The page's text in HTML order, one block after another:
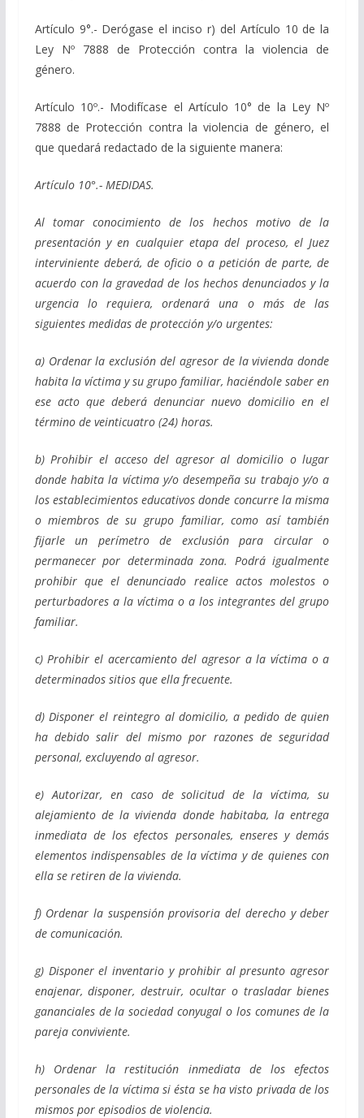
Artículo 9°.- Derógase el inciso r) del Artículo 10 de la
Ley Nº 7888 de Protección contra la violencia de
género.
Artículo 10º.- Modifícase el Artículo 10° de la Ley Nº
7888 de Protección contra la violencia de género, el
que quedará redactado de la siguiente manera:
Artículo 10°.- MEDIDAS.
Al tomar conocimiento de los hechos motivo de la
presentación y en cualquier etapa del proceso, el Juez
interviniente deberá, de oficio o a petición de parte, de
acuerdo con la gravedad de los hechos denunciados y la
urgencia lo requiera, ordenará una o más de las
siguientes medidas de protección y/o urgentes:
a) Ordenar la exclusión del agresor de la vivienda donde
habita la víctima y su grupo familiar, haciéndole saber en
ese acto que deberá denunciar nuevo domicilio en el
término de veinticuatro (24) horas.
b) Prohibir el acceso del agresor al domicilio o lugar
donde habita la víctima y/o desempeña su trabajo y/o a
los establecimientos educativos donde concurre la misma
o miembros de su grupo familiar, como así también
fijarle un perímetro de exclusión para circular o
permanecer por determinada zona. Podrá igualmente
prohibir que el denunciado realice actos molestos o
perturbadores a la víctima o a los integrantes del grupo
familiar.
c) Prohibir el acercamiento del agresor a la víctima o a
determinados sitios que ella frecuente.
d) Disponer el reintegro al domicilio, a pedido de quien
ha debido salir del mismo por razones de seguridad
personal, excluyendo al agresor.
e) Autorizar, en caso de solicitud de la víctima, su
alejamiento de la vivienda donde habitaba, la entrega
inmediata de los efectos personales, enseres y demás
elementos indispensables de la víctima y de quienes con
ella se retiren de la vivienda.
f) Ordenar la suspensión provisoria del derecho y deber
de comunicación.
g) Disponer el inventario y prohibir al presunto agresor
enajenar, disponer, destruir, ocultar o trasladar bienes
gananciales de la sociedad conyugal o los comunes de la
pareja conviviente.
h) Ordenar la restitución inmediata de los efectos
personales de la víctima si ésta se ha visto privada de los
mismos por episodios de violencia.